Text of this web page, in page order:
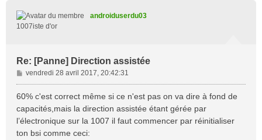
androiduserdu03
1007iste d'or
Re: [Panne] Direction assistée
M
e
s
a
g
e
vendredi 28 avril 2017, 20:42:31
60% c'est correct même si ce n'est pas on va dire à fond de
capacités,mais la direction assistée étant gérée par
l’électronique sur la 1007 il faut commencer par réinitialiser
ton bsi comme ceci: